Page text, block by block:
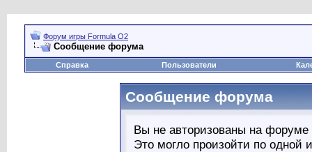
Форум игры Formula O2
Сообщение форума
Справка Пользователи
Сообщение форума
Вы не авторизованы на форуме
Это могло произойти по одной